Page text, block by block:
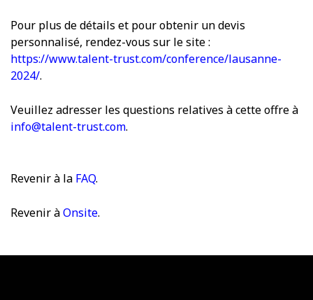
Pour plus de détails et pour obtenir un devis
personnalisé, rendez-vous sur le site :
https://www.talent-trust.com/conference/lausanne-
2024/.
Veuillez adresser les questions relatives à cette offre à
info@talent-trust.com.
Revenir à la FAQ.
Revenir àOnsite.